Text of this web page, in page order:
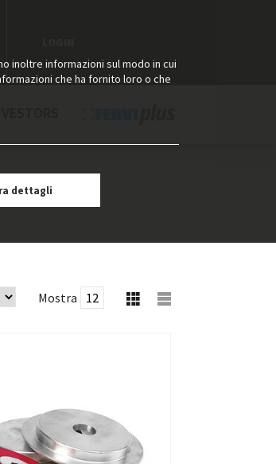
inoltre informazioni sul modo in cui
che ha fornito loro o che
dettagli
Mostra